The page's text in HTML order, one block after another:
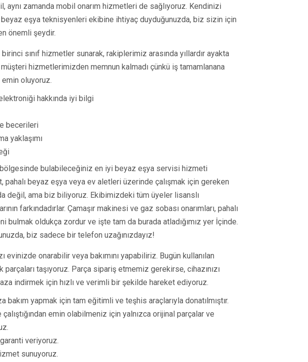
aynı zamanda mobil onarım hizmetleri de sağlıyoruz. Kendinizi
beyaz eşya teknisyenleri ekibine ihtiyaç duyduğunuzda, biz sizin için
önemli şeydir.
sınıf hizmetler sunarak, rakiplerimiz arasında yıllardır ayakta
hizmetlerimizden memnun kalmadı çünkü iş tamamlanana
emin oluyoruz.
hakkında iyi bilgi
becerileri
yaklaşımı
bulabileceğiniz en iyi beyaz eşya servisi hizmeti
pahalı beyaz eşya veya ev aletleri üzerinde çalışmak için gereken
değil, ama biz biliyoruz. Ekibimizdeki tüm üyeler lisanslı
farkındadırlar. Çamaşır makinesi ve gaz sobası onarımları, pahalı
bulmak oldukça zordur ve işte tam da burada atladığımız yer İçinde.
biz sadece bir telefon uzağınızdayız!
evinizde onarabilir veya bakımını yapabiliriz. Bugün kullanılan
parçaları taşıyoruz. Parça sipariş etmemiz gerekirse, cihazınızı
indirmek için hızlı ve verimli bir şekilde hareket ediyoruz.
bakım yapmak için tam eğitimli ve teşhis araçlarıyla donatılmıştır.
çalıştığından emin olabilmeniz için yalnızca orijinal parçalar ve
veriyoruz.
sunuyoruz.